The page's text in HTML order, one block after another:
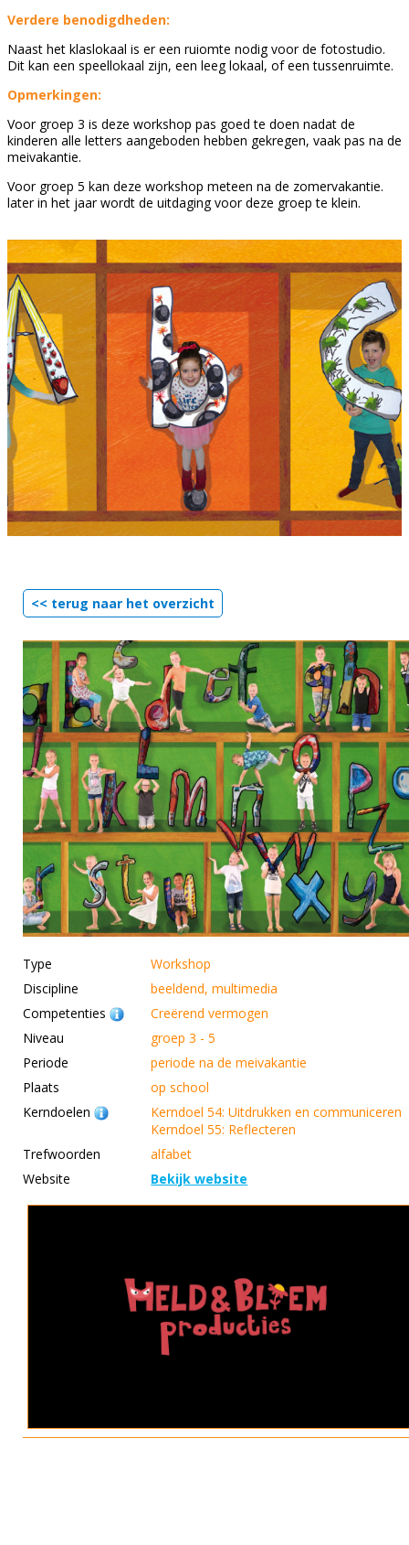
Verdere benodigdheden:
Naast het klaslokaal is er een ruiomte nodig voor de fotostudio.
Dit kan een speellokaal zijn, een leeg lokaal, of een tussenruimte.
Opmerkingen:
Voor groep 3 is deze workshop pas goed te doen nadat de
kinderen alle letters aangeboden hebben gekregen, vaak pas na de
meivakantie.
Voor groep 5 kan deze workshop meteen na de zomervakantie.
later in het jaar wordt de uitdaging voor deze groep te klein.
<< terug naar het overzicht
Type
Workshop
Discipline
beeldend, multimedia
Competenties
Creërend vermogen
Niveau
groep 3 - 5
Periode
periode na de meivakantie
Plaats
op school
Kerndoelen
Kerndoel 54: Uitdrukken en communiceren
Kerndoel 55: Reflecteren
Trefwoorden
alfabet
Website
Bekijk website